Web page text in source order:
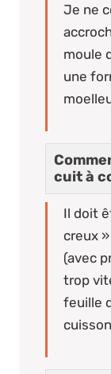
Je ne
moule
une
cuit à
Il doit
creux
(avec
trop
feuille